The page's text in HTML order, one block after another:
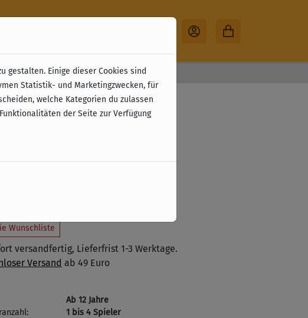
30 Tage Rückgabe
(DE)
Wunschliste
versandfertig, Lieferfrist 1-3 Werktage.
Versand ab 49 Euro
Ab 12 Jahre
1 bis 4 Spieler
gestalten. Einige dieser Cookies sind
Statistik- und Marketingzwecken, für
welche Kategorien du zulassen
der Seite zur Verfügung